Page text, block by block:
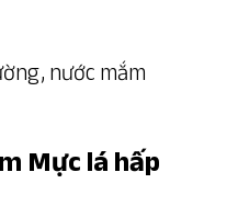
nước mắm
Mực lá hấp